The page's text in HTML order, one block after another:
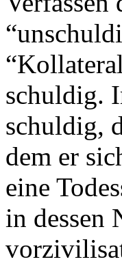
schuldig.
schuldig,
dem er
eine
in dessen